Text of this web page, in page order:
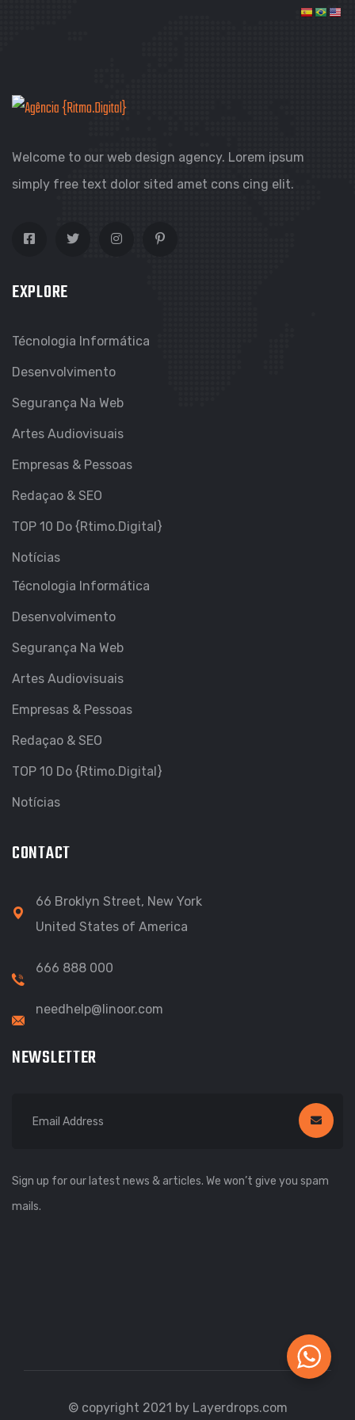
Welcome to our web design agency. Lorem ipsum
simply free text dolor sited amet cons cing elit.
EXPLORE
Técnologia Informática
Desenvolvimento
Segurança Na Web
Artes Audiovisuais
Empresas & Pessoas
Redaçao & SEO
TOP 10 Do {Rtimo.Digital}
Notícias
Técnologia Informática
Desenvolvimento
Segurança Na Web
Artes Audiovisuais
Empresas & Pessoas
Redaçao & SEO
TOP 10 Do {Rtimo.Digital}
Notícias
CONTACT
66 Broklyn Street, New York
United States of America
666 888 000
needhelp@linoor.com
NEWSLETTER
Sign up for our latest news & articles. We won’t give you spam
mails.
© copyright 2021 by Layerdrops.com